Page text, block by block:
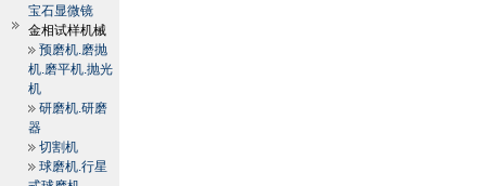
宝石显微镜
金相试样机械
预磨机.磨抛
机.磨平机.抛光
机
研磨机.研磨
器
切割机
球磨机.行星